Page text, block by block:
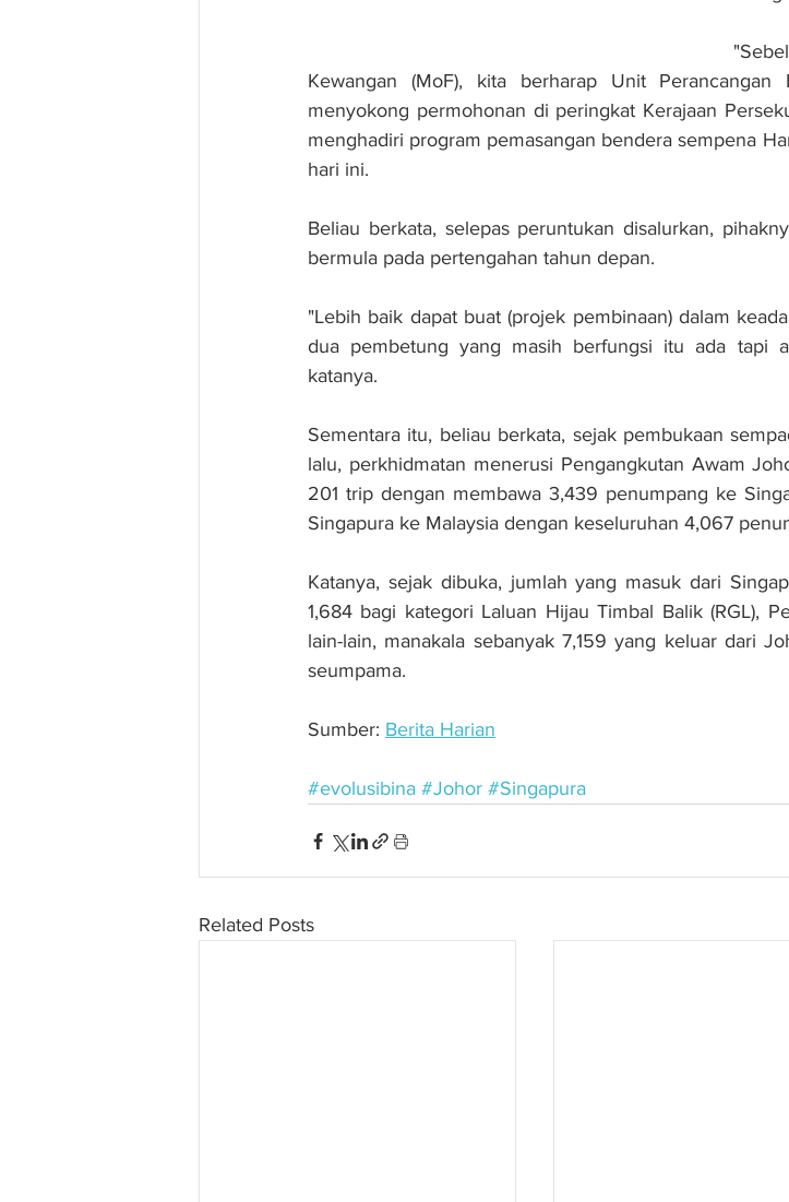
Kewangan (MoF), kita berharap Unit Perancangan
menyokong permohonan di peringkat Kerajaan
menghadiri program pemasangan bendera sempena
hari ini.
Beliau berkata, selepas peruntukan disalurkan,
bermula pada pertengahan tahun depan.
"Lebih baik dapat buat (projek pembinaan) dalam
dua pembetung yang masih berfungsi itu ada tapi
katanya.
Sementara itu, beliau berkata, sejak pembukaan
lalu, perkhidmatan menerusi Pengangkutan Awam
201 trip dengan membawa 3,439 penumpang ke
Singapura ke Malaysia dengan keseluruhan 4,067
Katanya, sejak dibuka, jumlah yang masuk dari
1,684 bagi kategori Laluan Hijau Timbal Balik (RGL),
lain-lain, manakala sebanyak 7,159 yang keluar dari
seumpama.
Sumber: Berita Harian
#evolusibina #Johor #Singapura
Related Posts